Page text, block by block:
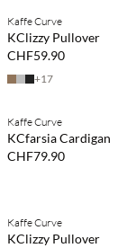
NEUHEITEN
Kaffe Curve
KClizzy Pullover
CHF59.90
+17
NEUHEITEN
Kaffe Curve
KCfarsia Cardigan
CHF79.90
NEUHEITEN
Kaffe Curve
KClizzy Pullover